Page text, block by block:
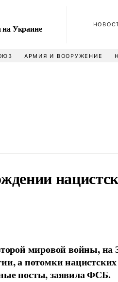
Украине
АРМИЯ И ВООРУЖЕНИЕ
мировой войны, на
а потомки
посты, заявила ФСБ.